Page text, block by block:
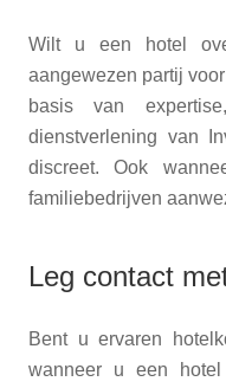
Wilt u een hotel
aangewezen partij
basis van
dienstverlening van
discreet. Ook
familiebedrijven
Leg contact
Bent u ervaren
wanneer u een